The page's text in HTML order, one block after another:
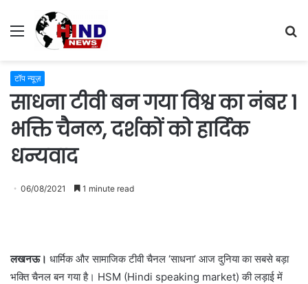
Menu
टॉप न्यूज़
साधना टीवी बन गया विश्व का नंबर 1
भक्ति चैनल, दर्शकों को हार्दिक
धन्यवाद
06/08/2021 1 minute read
लखनऊ। धार्मिक और सामाजिक टीवी चैनल ‘साधना’ आज दुनिया का सबसे बड़ा
भक्ति चैनल बन गया है। HSM (Hindi speaking market) की लड़ाई में